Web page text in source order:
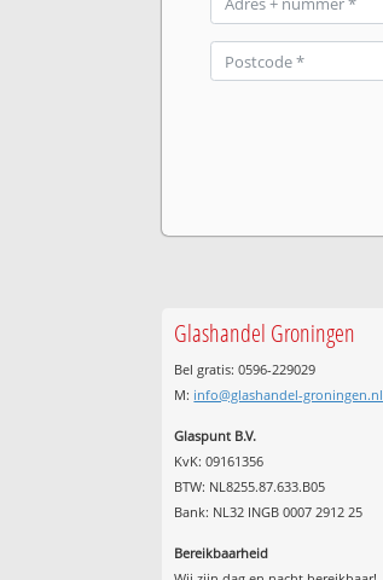
Glashandel Groningen
Bel gratis: 0596-229029
M: info@glashandel-groningen.nl
Glaspunt B.V.
KvK: 09161356
BTW: NL8255.87.633.B05
Bank: NL32 INGB 0007 2912 25
Bereikbaarheid